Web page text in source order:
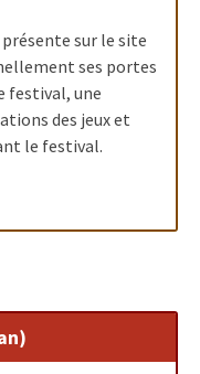
sur le site
ses portes
festival, une
des jeux et
le festival.